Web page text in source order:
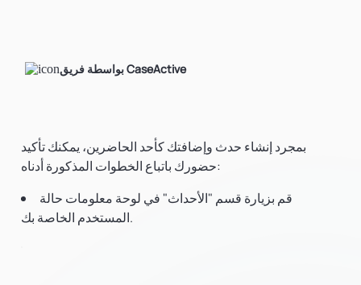
بواسطة فريق CaseActive
بمجرد إنشاء حدث وإضافتك كأحد الحاضرين، يمكنك تأكيد
حضورك باتباع الخطوات المذكورة أدناه:
قم بزيارة قسم "الأحداث" في لوحة معلومات حالة
المستخدم الخاصة بك.